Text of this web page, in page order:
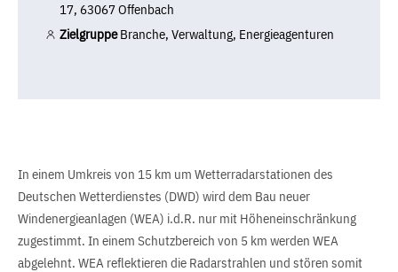
17, 63067 Offenbach
ZielgruppeBranche, Verwaltung, Energieagenturen
In einem Umkreis von 15 km um Wetterradarstationen des
Deutschen Wetterdienstes (DWD) wird dem Bau neuer
Windenergieanlagen (WEA) i.d.R. nur mit Höheneinschränkung
zugestimmt. In einem Schutzbereich von 5 km werden WEA
abgelehnt. WEA reflektieren die Radarstrahlen und stören somit